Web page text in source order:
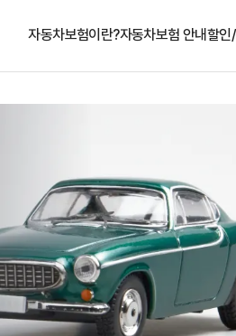
자동차보험이란?자동차보험 안내할인